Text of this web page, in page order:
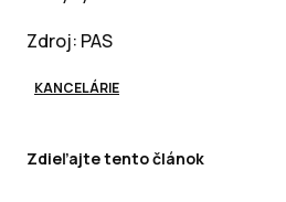
Zdroj: PAS
KANCELÁRIE
Zdieľajte tento článok